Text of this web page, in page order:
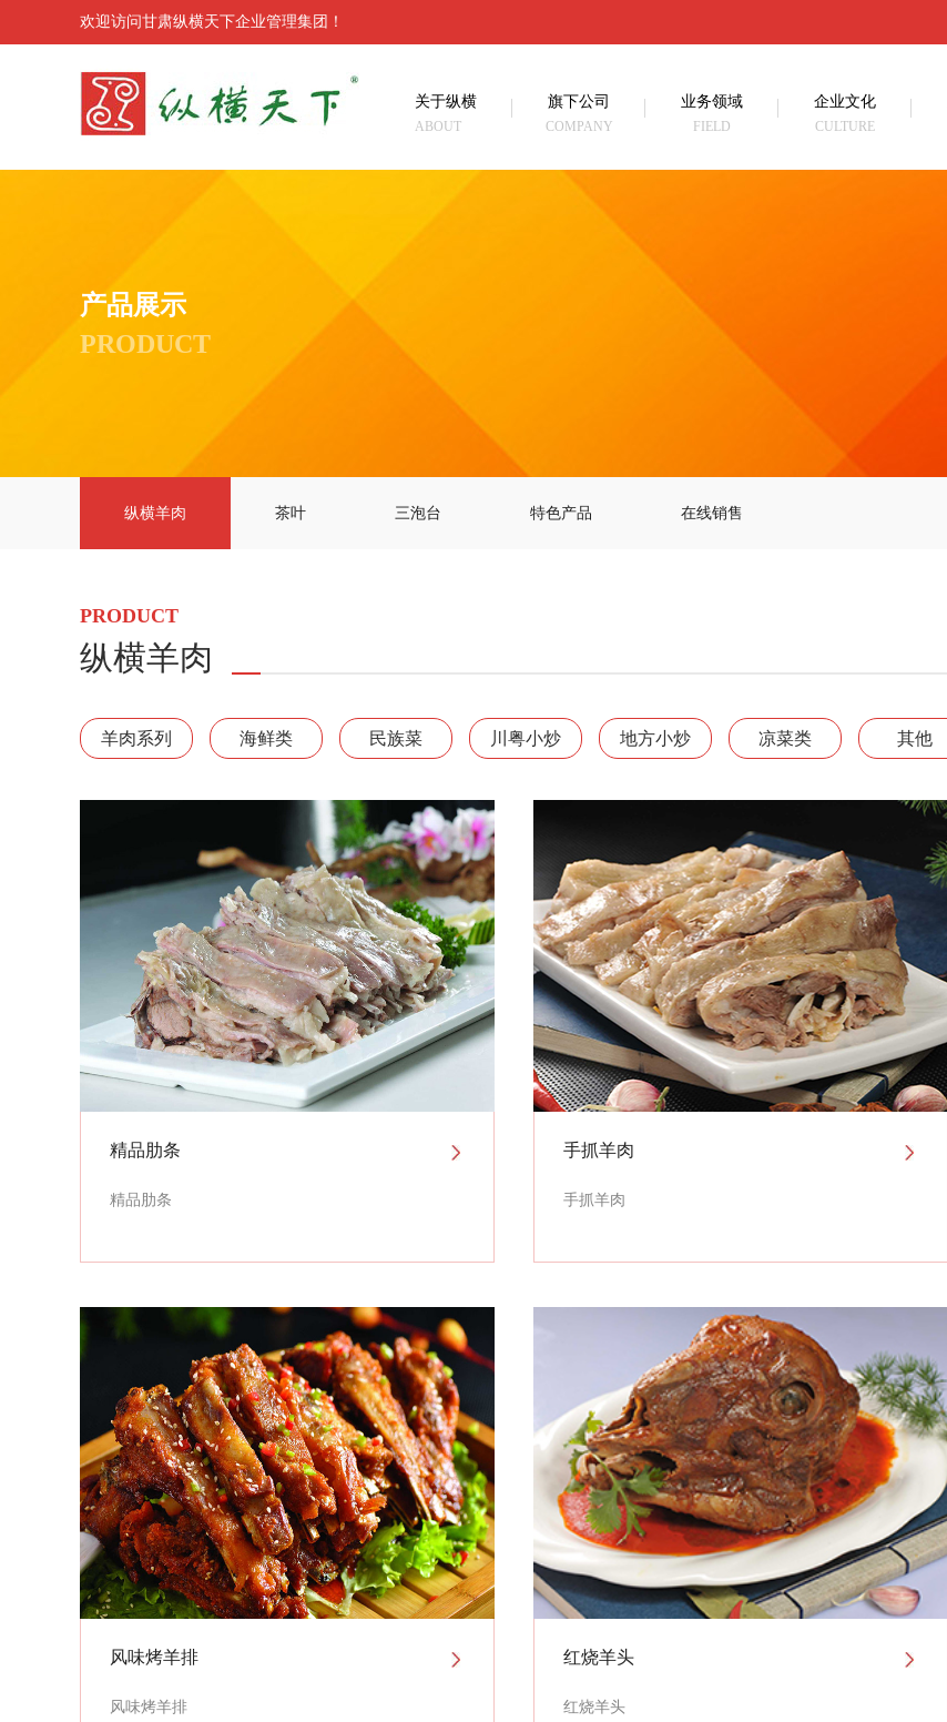
欢迎访问甘肃纵横天下企业管理集团！
关于纵横
ABOUT
旗下公司
COMPANY
业务领域
FIELD
企业文化
CULTURE
产品展示
PRODUCT
纵横羊肉 茶叶 三泡台 特色产品 在线销售
PRODUCT
纵横羊肉
羊肉系列 海鲜类 民族菜 川粤小炒 地方小炒 凉菜类 其他
精品肋条
精品肋条
手抓羊肉
手抓羊肉
风味烤羊排
风味烤羊排
红烧羊头
红烧羊头